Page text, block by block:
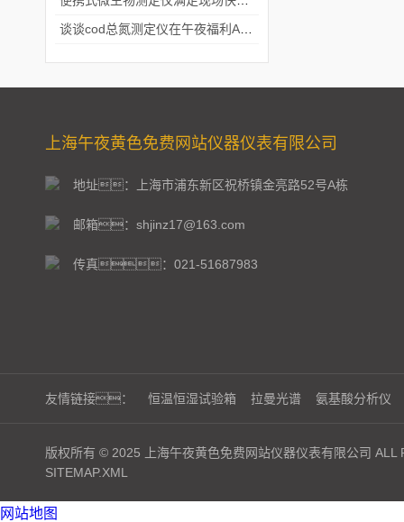
上海午夜黄色免费网站仪器仪表有限公司
地址：上海市浦东新区祝桥镇金亮路52号A栋
邮箱：shjinz17@163.com
传真：021-51687983
友情链接： 恒温恒湿试验箱 拉曼光谱 氨基酸分析仪
版权所有 © 2025 上海午夜黄色免费网站仪器仪表有限公司 ALL
SITEMAP.XML
网站地图